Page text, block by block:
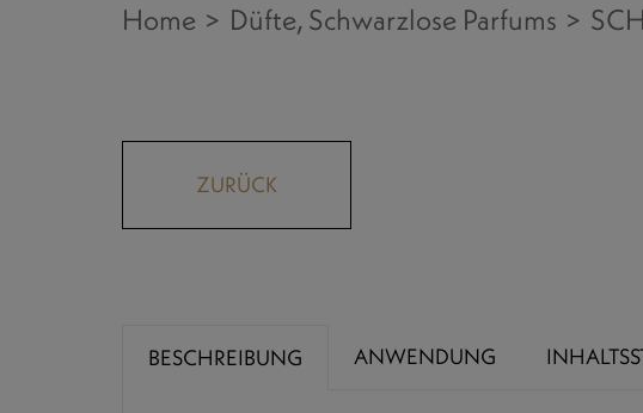
Home Düfte Schwarzlose Parfums
ZURÜCK
BESCHREIBUNG ANWENDUNG